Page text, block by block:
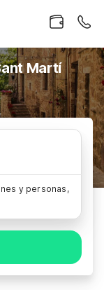
Martí
y personas,